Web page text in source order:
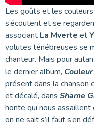
Les goûts et les
s’écoutent et se
associant La Mverte et
volutes ténébreuses se
chanteur. Mais pour
le dernier album,
présent dans la chanson
et décalé, dans Shame
honte qui nous
on ne sait s’il faut s’en